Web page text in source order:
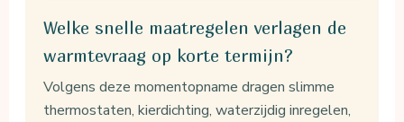
Welke snelle maatregelen verlagen de
warmtevraag op korte termijn?
Volgens deze momentopname dragen slimme
thermostaten, kierdichting, waterzijdig inregelen,